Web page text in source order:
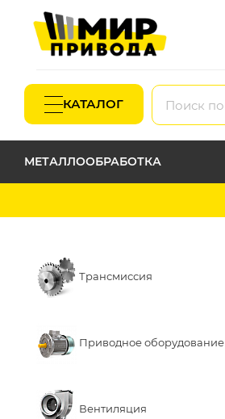
КАТАЛОГ
МЕТАЛЛООБРАБОТКА
Трансмиссия
Приводное оборудование
Вентиляция